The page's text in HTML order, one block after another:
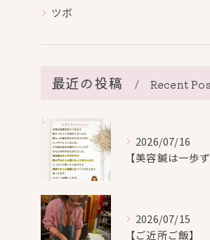
ツボ
最近の投稿 Recent
2026/07/16
【美容鍼は一歩ず
2026/07/15
【ご近所ご飯】